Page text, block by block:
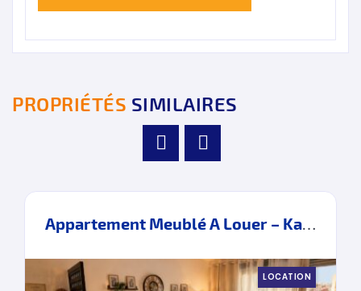
PROPRIÉTÉS SIMILAIRES
Appartement Meublé A Louer – Kawacim – Tanger
LOCATION